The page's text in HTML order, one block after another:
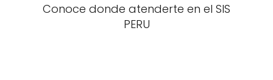
Conoce donde atenderte en el SIS
PERU